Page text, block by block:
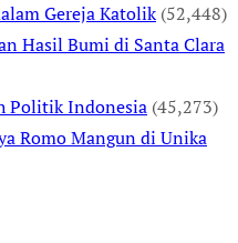
Gereja Katolik (52,448)
Hasil Bumi di Santa Clara
Politik Indonesia (45,273)
Romo Mangun di Unika